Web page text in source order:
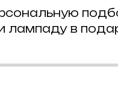
лампаду в